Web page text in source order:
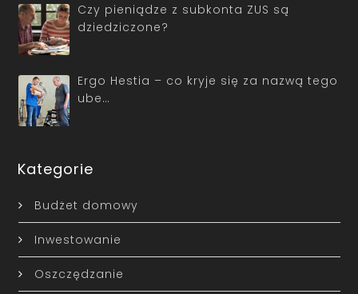
Czy pieniądze z subkonta ZUS są
dziedziczone?
Ergo Hestia – co kryje się za nazwą tego
ube…
Kategorie
Budżet domowy
Inwestowanie
Oszczędzanie